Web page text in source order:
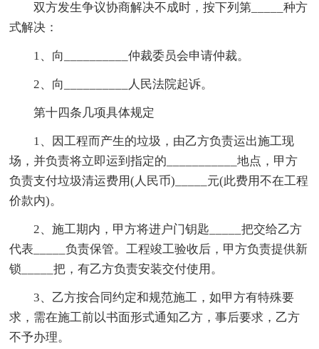
双方发生争议协商解决不成时，按下列第_____种方
式解决：
1、向__________仲裁委员会申请仲裁。
2、向__________人民法院起诉。
第十四条几项具体规定
1、因工程而产生的垃圾，由乙方负责运出施工现
场，并负责将立即运到指定的___________地点，甲方
负责支付垃圾清运费用(人民币)_____元(此费用不在工程
价款内)。
2、施工期内，甲方将进户门钥匙_____把交给乙方
代表_____负责保管。工程竣工验收后，甲方负责提供新
锁_____把，有乙方负责安装交付使用。
3、乙方按合同约定和规范施工，如甲方有特殊要
求，需在施工前以书面形式通知乙方，事后要求，乙方
不予办理。